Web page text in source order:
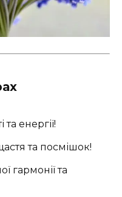
енергії!
та посмішок!
гармонії та